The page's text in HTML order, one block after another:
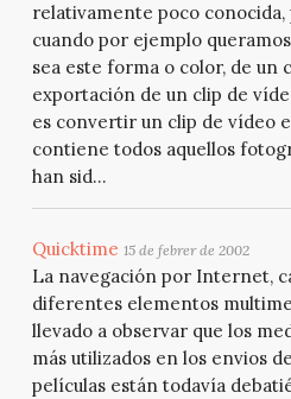
relativamente poco conocida,
cuando por ejemplo
sea este forma o color, de un
exportación de un clip de
es convertir un clip de vídeo
contiene todos aquellos
han sid...
Quicktime 15 de febrer de 2002
La navegación por Internet,
diferentes elementos
llevado a observar que los
más utilizados en los envios
películas están todavía